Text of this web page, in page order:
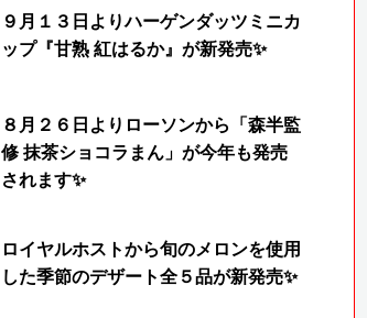
９月１３日よりハーゲンダッツミニカ
ップ『甘熟 紅はるか』が新発売✨
８月２６日よりローソンから「森半監
修 抹茶ショコラまん」が今年も発売
されます✨
ロイヤルホストから旬のメロンを使用
した季節のデザート全５品が新発売✨